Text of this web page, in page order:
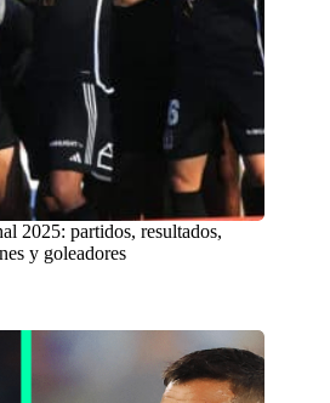
2025: partidos, resultados,
y goleadores